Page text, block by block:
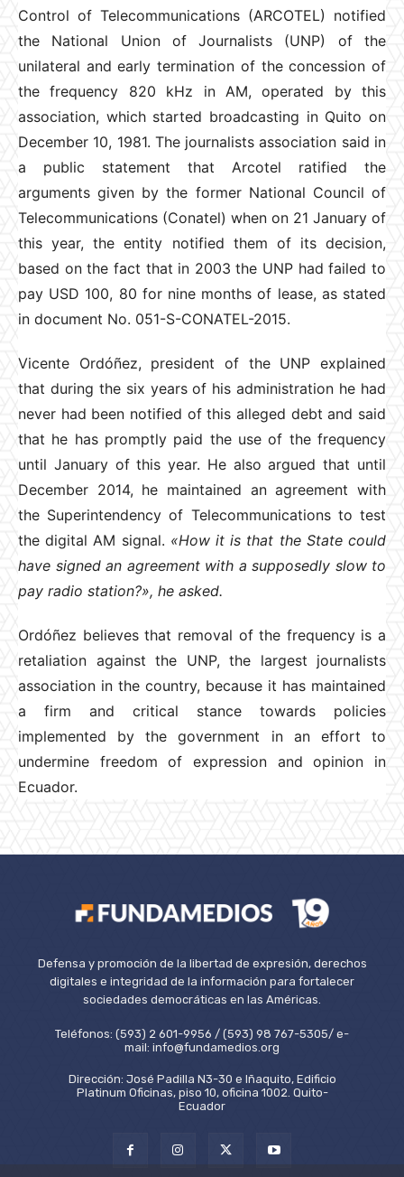
Control of Telecommunications (ARCOTEL) notified
the National Union of Journalists (UNP) of the
unilateral and early termination of the concession of
the frequency 820 kHz in AM, operated by this
association, which started broadcasting in Quito on
December 10, 1981. The journalists association said in
a public statement that Arcotel ratified the
arguments given by the former National Council of
Telecommunications (Conatel) when on 21 January of
this year, the entity notified them of its decision,
based on the fact that in 2003 the UNP had failed to
pay USD 100, 80 for nine months of lease, as stated
in document No. 051-S-CONATEL-2015.
Vicente Ordóñez, president of the UNP explained
that during the six years of his administration he had
never had been notified of this alleged debt and said
that he has promptly paid the use of the frequency
until January of this year. He also argued that until
December 2014, he maintained an agreement with
the Superintendency of Telecommunications to test
the digital AM signal. «How it is that the State could
have signed an agreement with a supposedly slow to
pay radio station?», he asked.
Ordóñez believes that removal of the frequency is a
retaliation against the UNP, the largest journalists
association in the country, because it has maintained
a firm and critical stance towards policies
implemented by the government in an effort to
undermine freedom of expression and opinion in
Ecuador.
Defensa y promoción de la libertad de expresión, derechos
digitales e integridad de la información para fortalecer
sociedades democráticas en las Américas.
Teléfonos: (593) 2 601-9956 / (593) 98 767-5305/ e-
mail: info@fundamedios.org
Dirección: José Padilla N3-30 e Iñaquito, Edificio
Platinum Oficinas, piso 10, oficina 1002. Quito-
Ecuador